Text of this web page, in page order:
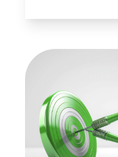
méthode en cinq